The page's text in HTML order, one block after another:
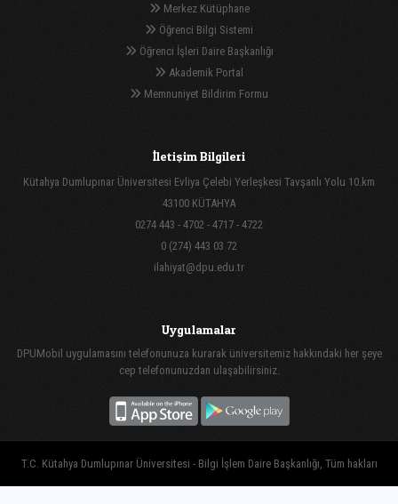
Merkez Kütüphane
Öğrenci Bilgi Sistemi
Öğrenci İşleri Daire Başkanlığı
Akademik Portal
Memnuniyet Bildirim Formu
İletişim Bilgileri
Kütahya Dumlupınar Üniversitesi Evliya Çelebi Yerleşkesi Tavşanlı Yolu 10.km
43100 KÜTAHYA
0274 443 - 4702 - 4717 - 4722
0 (274) 443 03 72
ilahiyat@dpu.edu.tr
Uygulamalar
DPUMobil uygulamasını telefonunuza kurarak üniversitemiz hakkındaki her şeye
cep telefonunuzdan ulaşabilirsiniz.
T.C. Kütahya Dumlupınar Üniversitesi - Bilgi İşlem Daire Başkanlığı, Tüm hakları